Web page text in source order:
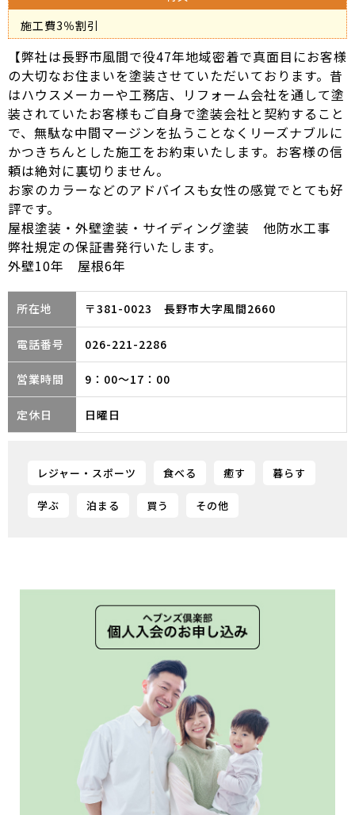
施工費3％割引
【弊社は長野市風間で役47年地域密着で真面目にお客様
の大切なお住まいを塗装させていただいております。昔
はハウスメーカーや工務店、リフォーム会社を通して塗
装されていたお客様もご自身で塗装会社と契約すること
で、無駄な中間マージンを払うことなくリーズナブルに
かつきちんとした施工をお約束いたします。お客様の信
頼は絶対に裏切りません。
お家のカラーなどのアドバイスも女性の感覚でとても好
評です。
屋根塗装・外壁塗装・サイディング塗装 他防水工事
弊社規定の保証書発行いたします。
外壁10年 屋根6年
所在地 〒381-0023 長野市大字風間2660
電話番号 026-221-2286
営業時間 9：00～17：00
定休日 日曜日
レジャー・スポーツ 食べる 癒す 暮らす
学ぶ 泊まる 買う その他